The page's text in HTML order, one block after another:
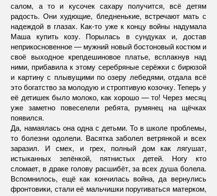
салом, а то и кусочек сахару получится, всё детям
радость. Они худющие, бледненькие, встречают мать с
надеждой в глазах. Как-то уже к концу войны надумала
Маша купить козу. Порылась в сундуках и, достав
неприкосновенное — мужний новый бостоновый костюм и
своё выходное крепдешиновое платье, всплакнув над
ними, прибавила к этому серебряные серёжки с бирюзой
и картину с плывущими по озеру лебедями, отдала всё
это богатство за молодую и строптивую козочку. Теперь у
её детишек было молоко, как хорошо — то! Через месяц
уже заметно повеселели ребята, румянец на щёчках
появился.
Да, намаялась она одна с детьми. То в школе проблемы,
то болезни одолели. Васятка заболел ветрянкой и всех
заразил. И смех, и грех, полный дом как лягушат,
истыканных зелёнкой, пятнистых детей. Ногу кто
сломает, в драке голову расшибёт, за всех душа болела.
Вспомнилось, ещё как кончилась война, да вернулись
фронтовики, стали её мальчишки поругиваться матерком,